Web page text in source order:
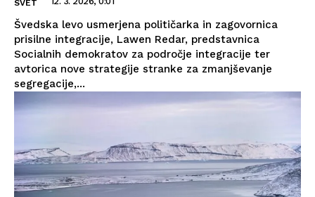
SVET
Švedska levo usmerjena političarka in zagovornica
prisilne integracije, Lawen Redar, predstavnica
Socialnih demokratov za področje integracije ter
avtorica nove strategije stranke za zmanjševanje
segregacije,...